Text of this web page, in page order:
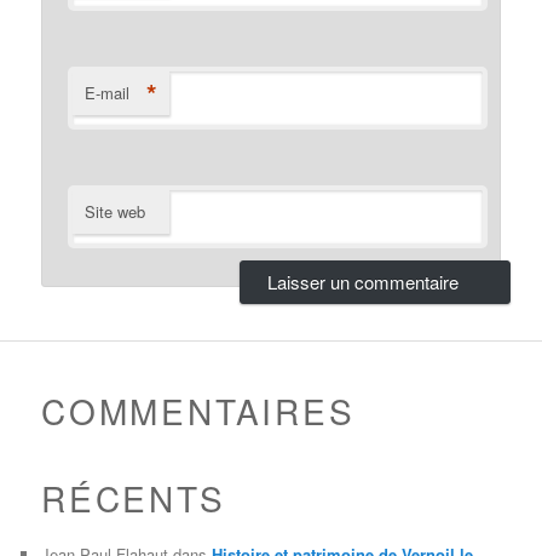
E-mail *
Site web
COMMENTAIRES
RÉCENTS